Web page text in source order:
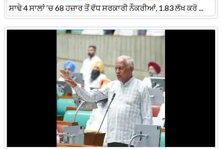
ਸਾਢੇ 4 ਸਾਲਾਂ ‘ਚ 68 ਹਜ਼ਾਰ ਤੋਂ ਵੱਧ ਸਰਕਾਰੀ ਨੌਕਰੀਆਂ, 1.83 ਲੱਖ ਕਰੋ ...